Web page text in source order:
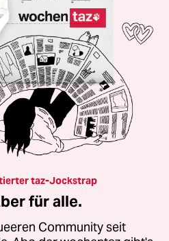
taz-Jockstrap
für alle.
Community seit